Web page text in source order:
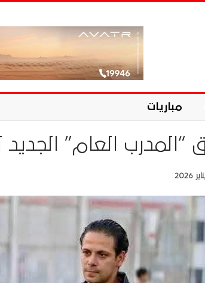
مباريات
“المدرب العام” الجديد